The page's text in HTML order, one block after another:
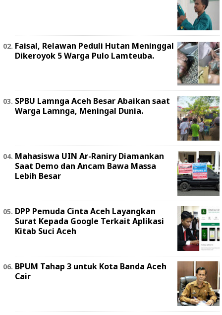
Faisal, Relawan Peduli Hutan Meninggal
Dikeroyok 5 Warga Pulo Lamteuba.
SPBU Lamnga Aceh Besar Abaikan saat
Warga Lamnga, Meningal Dunia.
Mahasiswa UIN Ar-Raniry Diamankan
Saat Demo dan Ancam Bawa Massa
Lebih Besar
DPP Pemuda Cinta Aceh Layangkan
Surat Kepada Google Terkait Aplikasi
Kitab Suci Aceh
BPUM Tahap 3 untuk Kota Banda Aceh
Cair